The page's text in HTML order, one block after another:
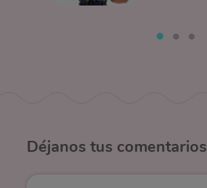
Déjanos tus comentarios